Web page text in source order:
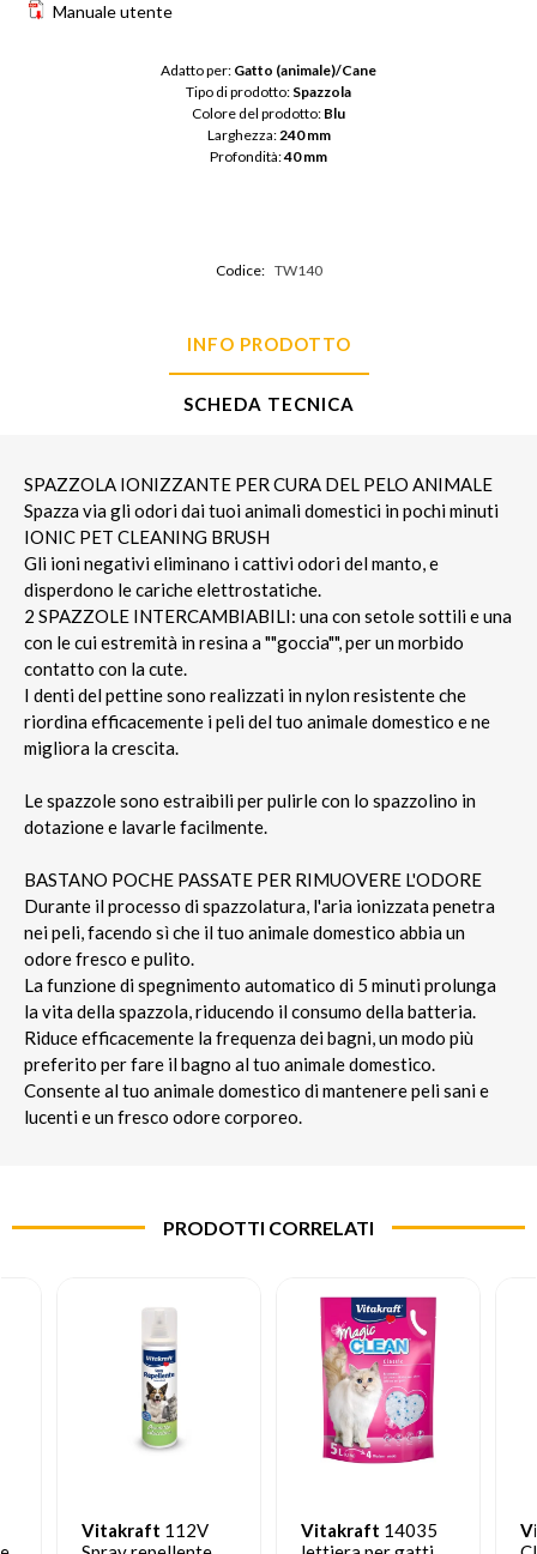
Manuale utente
Adatto per: Gatto (animale)/Cane
Tipo di prodotto: Spazzola
Colore del prodotto: Blu
Larghezza: 240 mm
Profondità: 40 mm
Codice: TW140
INFO PRODOTTO
SCHEDA TECNICA
SPAZZOLA IONIZZANTE PER CURA DEL PELO ANIMALE
Spazza via gli odori dai tuoi animali domestici in pochi minuti
IONIC PET CLEANING BRUSH
Gli ioni negativi eliminano i cattivi odori del manto, e
disperdono le cariche elettrostatiche.
2 SPAZZOLE INTERCAMBIABILI: una con setole sottili e una
con le cui estremità in resina a ""goccia"", per un morbido
contatto con la cute.
I denti del pettine sono realizzati in nylon resistente che
riordina efficacemente i peli del tuo animale domestico e ne
migliora la crescita.
Le spazzole sono estraibili per pulirle con lo spazzolino in
dotazione e lavarle facilmente.
BASTANO POCHE PASSATE PER RIMUOVERE L'ODORE
Durante il processo di spazzolatura, l'aria ionizzata penetra
nei peli, facendo sì che il tuo animale domestico abbia un
odore fresco e pulito.
La funzione di spegnimento automatico di 5 minuti prolunga
la vita della spazzola, riducendo il consumo della batteria.
Riduce efficacemente la frequenza dei bagni, un modo più
preferito per fare il bagno al tuo animale domestico.
Consente al tuo animale domestico di mantenere peli sani e
lucenti e un fresco odore corporeo.
PRODOTTI CORRELATI
Vitakraft 112V
Vitakraft 14035